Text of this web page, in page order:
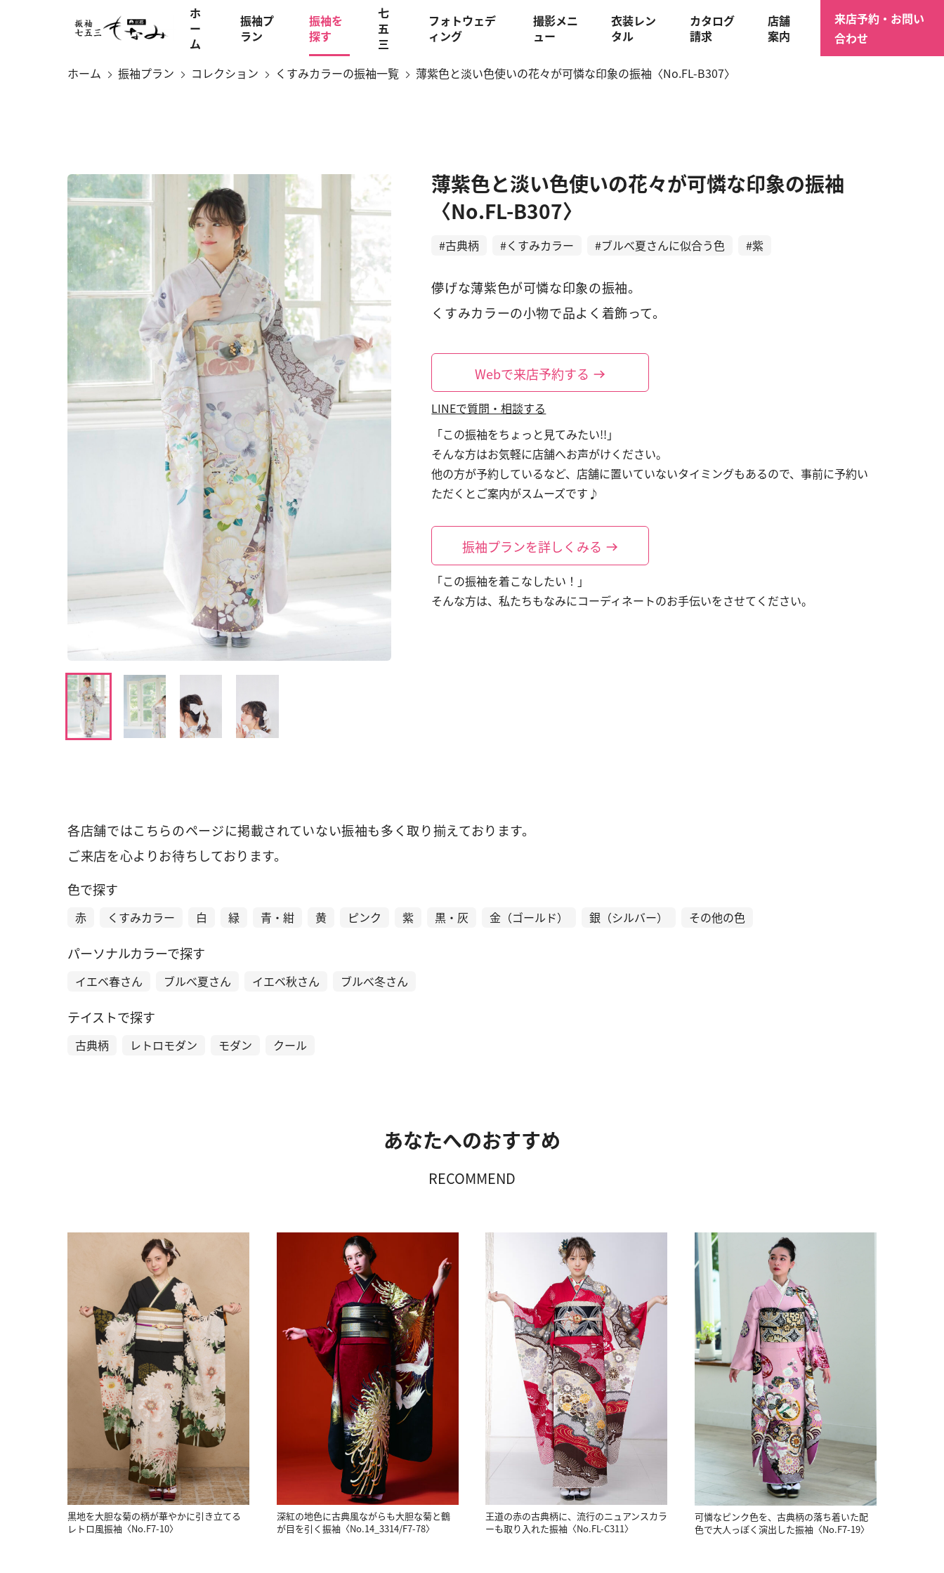
ホ
ー
ム
振袖プ
ラン
振袖を
探す
七
五
三
フォトウェデ
ィング
撮影メニ
ュー
衣装レン
タル
カタログ
請求
店舗
案内
来店予約・お問い
合わせ
ホーム 振袖プラン コレクション くすみカラーの振袖一覧 薄紫色と淡い色使いの花々が可憐な印象の振袖〈No.FL-B307〉
薄紫色と淡い色使いの花々が可憐な印象の振袖
〈No.FL-B307〉
#古典柄 #くすみカラー #ブルべ夏さんに似合う色 #紫
儚げな薄紫色が可憐な印象の振袖。
くすみカラーの小物で品よく着飾って。
Webで来店予約する
LINEで質問・相談する
「この振袖をちょっと見てみたい!!」
そんな方はお気軽に店舗へお声がけください。
他の方が予約しているなど、店舗に置いていないタイミングもあるので、事前に予約い
ただくとご案内がスムーズです♪
振袖プランを詳しくみる
「この振袖を着こなしたい！」
そんな方は、私たちもなみにコーディネートのお手伝いをさせてください。
各店舗ではこちらのページに掲載されていない振袖も多く取り揃えております。
ご来店を心よりお待ちしております。
色で探す
赤 くすみカラー 白 緑 青・紺 黄 ピンク 紫 黒・灰 金（ゴールド） 銀（シルバー） その他の色
パーソナルカラーで探す
イエベ春さん ブルべ夏さん イエベ秋さん ブルべ冬さん
テイストで探す
古典柄 レトロモダン モダン クール
あなたへのおすすめ
RECOMMEND
黒地を大胆な菊の柄が華やかに引き立てる
レトロ風振袖〈No.F7-10〉
深紅の地色に古典風ながらも大胆な菊と鶴
が目を引く振袖〈No.14_3314/F7-78〉
王道の赤の古典柄に、流行のニュアンスカラ
ーも取り入れた振袖〈No.FL-C311〉
可憐なピンク色を、古典柄の落ち着いた配
色で大人っぽく演出した振袖〈No.F7-19〉